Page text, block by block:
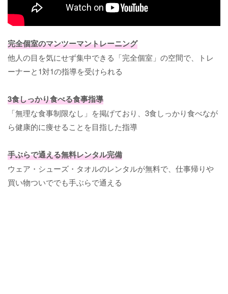
完全個室のマンツーマントレーニング
他人の目を気にせず集中できる「完全個室」の空間で、トレ
ーナーと1対1の指導を受けられる
3食しっかり食べる食事指導
「無理な食事制限なし」を掲げており、3食しっかり食べなが
ら健康的に痩せることを目指した指導
手ぶらで通える無料レンタル完備
ウェア・シューズ・タオルのレンタルが無料で、仕事帰りや
買い物ついででも手ぶらで通える